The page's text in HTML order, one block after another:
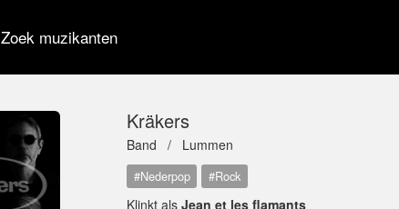
Zoek muzikanten
Kräkers
Band / Lummen
#Nederpop #Rock
Klinkt als Jean et les flamants